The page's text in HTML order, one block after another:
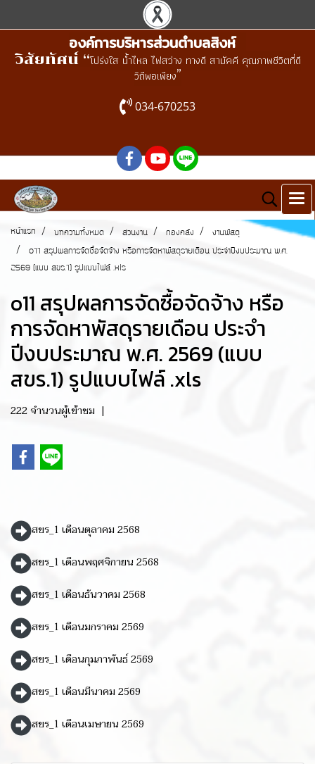
องค์การบริหารส่วนตำบลสิงห์
วิสัยทัศน์ “โปร่งใส น้ำไหล ไฟสว่าง ทางดี สามัคคี คุณภาพชีวิตที่ดี
วิถีพอเพียง”
034-670253
หน้าแรก บทความทั้งหมด ส่วนงาน กองคลัง งานพัสดุ
o11 สรุปผลการจัดซื้อจัดจ้าง หรือการจัดหาพัสดุรายเดือน ประจำปีงบประมาณ พ.ศ.
2569 (แบบ สขร.1) รูปแบบไฟล์ .xls
o11 สรุปผลการจัดซื้อจัดจ้าง หรือ
การจัดหาพัสดุรายเดือน ประจำ
ปีงบประมาณ พ.ศ. 2569 (แบบ
สขร.1) รูปแบบไฟล์ .xls
222 จำนวนผู้เข้าชม |
สขร_1 เดือนตุลาคม 2568
สขร_1 เดือนพฤศจิกายน 2568
สขร_1 เดือนธันวาคม 2568
สขร_1 เดือนมกราคม 2569
สขร_1 เดือนกุมภาพันธ์ 2569
สขร_1 เดือนมีนาคม 2569
สขร_1 เดือนเมษายน 2569